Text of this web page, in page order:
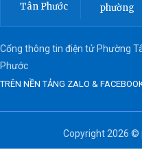
Tân Phước
phường
Cổng thông tin điện tử Phường
Phước
TRÊN NỀN TẢNG ZALO &
Copyright 2026 ©